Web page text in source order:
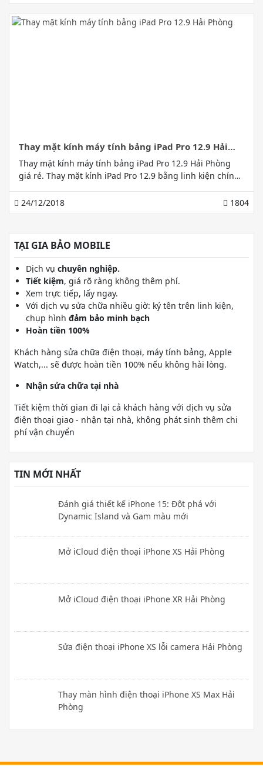
Thay mặt kính máy tính bảng iPad Pro 12.9 Hải
Phòng
Thay mặt kính máy tính bảng iPad Pro 12.9 Hải Phòng
giá rẻ. Thay mặt kính iPad Pro 12.9 bằng linh kiện chính
24/12/2018
1804
TẠI GIA BẢO MOBILE
Dịch vụ chuyên nghiệp.
Tiết kiệm, giá rõ ràng không thêm phí.
Xem trực tiếp, lấy ngay.
Với dịch vụ sửa chữa nhiều giờ: ký tên trên linh kiện,
chụp hình đảm bảo minh bạch
Hoàn tiền 100%
Khách hàng sửa chữa điện thoại, máy tính bảng, Apple
Watch,... sẽ được hoàn tiền 100% nếu không hài lòng.
Nhận sửa chữa tại nhà
Tiết kiệm thời gian đi lại cả khách hàng với dịch vụ sửa
điện thoại giao - nhận tại nhà, không phát sinh thêm chi
phí vận chuyển
TIN MỚI NHẤT
Đánh giá thiết kế iPhone 15: Đột phá với
Dynamic Island và Gam màu mới
Mở iCloud điện thoại iPhone XS Hải Phòng
Mở iCloud điện thoại iPhone XR Hải Phòng
Sửa điện thoại iPhone XS lỗi camera Hải Phòng
Thay màn hình điện thoại iPhone XS Max Hải
Phòng